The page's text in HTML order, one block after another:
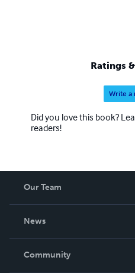
Ratings
Write a
Did you love this book?
readers!
Our Team
News
In The News
Community